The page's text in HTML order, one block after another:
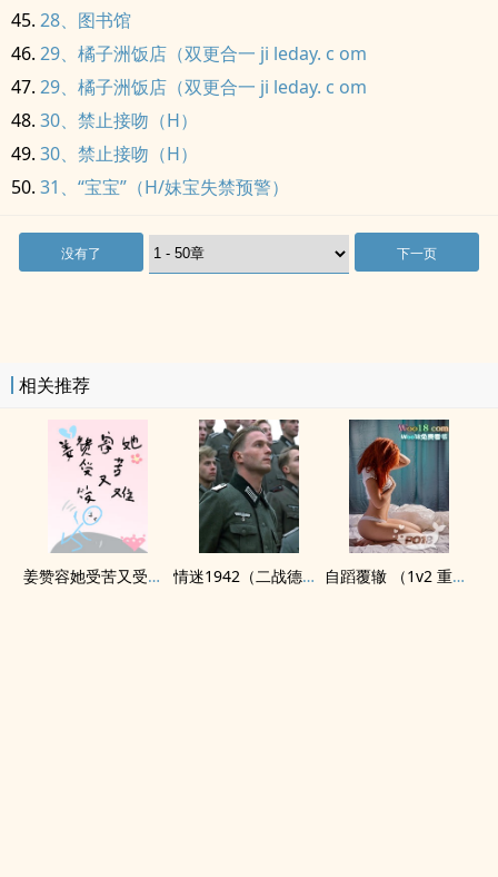
28、图书馆
29、橘子洲饭店（双更合一 ji leday. c om
29、橘子洲饭店（双更合一 ji leday. c om
30、禁止接吻（H）
30、禁止接吻（H）
31、“宝宝”（H/妹宝失禁预警）
没有了 下一页
相关推荐
姜赞容她受苦又受难（NPH） 情迷1942（二战德国） 自蹈覆辙 （1v2 重生）